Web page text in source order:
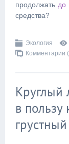
продолжать до
средства?
Экология
Комментарии
Круглый
в